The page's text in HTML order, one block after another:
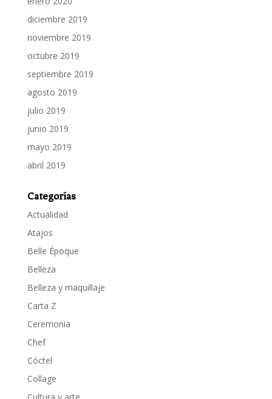
diciembre 2019
noviembre 2019
octubre 2019
septiembre 2019
agosto 2019
julio 2019
junio 2019
mayo 2019
abril 2019
Categorías
Actualidad
Atajos
Belle Époque
Belleza
Belleza y maquillaje
Carta Z
Ceremonia
Chef
Cóctel
Collage
Cultura y arte